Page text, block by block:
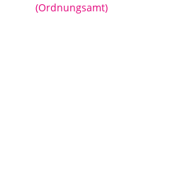
(Ordnungsamt)